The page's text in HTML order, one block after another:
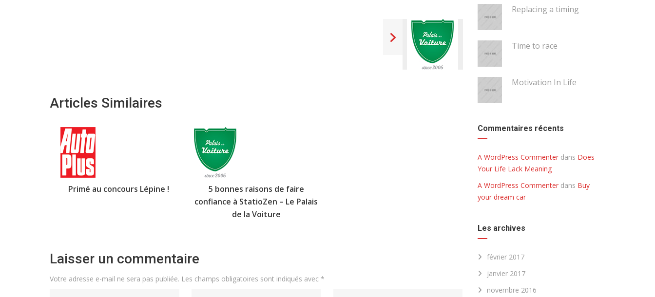
Articles Similaires
Primé au concours Lépine !
5 bonnes raisons de faire
confiance à StatioZen – Le Palais
de la Voiture
Laisser un commentaire
Votre adresse e-mail ne sera pas publiée. Les champs obligatoires sont indiqués avec *
Replacing a timing
Time to race
Motivation In Life
Commentaires récents
A WordPress Commenterdans Does
Your Life Lack Meaning
A WordPress Commenterdans Buy
your dream car
Les archives
février 2017
janvier 2017
novembre 2016